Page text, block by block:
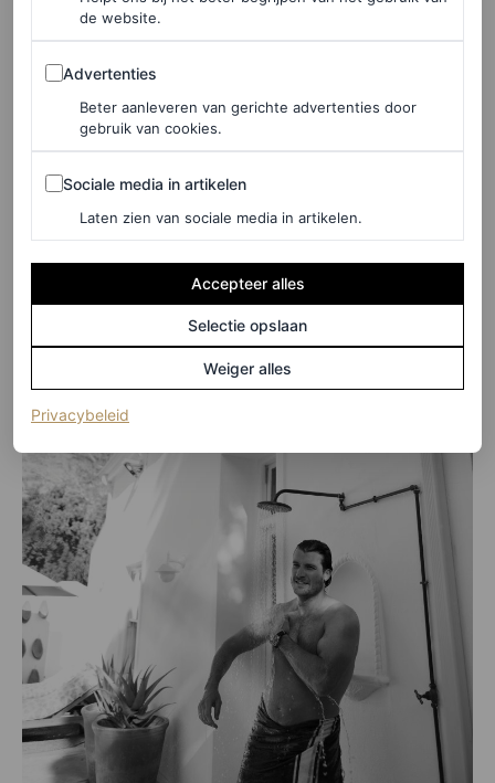
vriend, bloeide er iets op. Ik stuurde het gedicht bij wijze
van grap door naar Leo. Wat bleek? In een
sinterklaasgedicht aan hem vroeg zijn moeder zich af
wanneer ze ‘die Laura’ nou eens zou ontmoeten. Drie
weken later was alles anders.”
de website.
Advertenties
Advertenties
Beter aanleveren van gerichte advertenties door
gebruik van cookies.
Sociale media in artikelen
Sociale media in artikelen
Laten zien van sociale media in artikelen.
Accepteer alles
Selectie opslaan
Weiger alles
Privacybeleid